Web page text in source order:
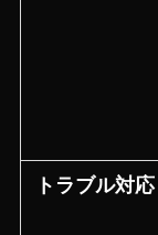
トラブル対応